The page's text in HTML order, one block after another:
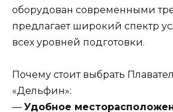
оборудован современными
предлагает широкий спектр
всех уровней подготовки.
Почему стоит выбрать
«Дельфин»:
— Удобное